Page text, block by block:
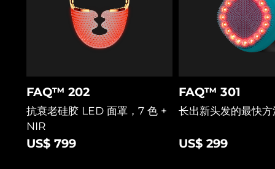
FAQ™ 202
抗衰老硅胶 LED 面罩，7 色 +
NIR
US$ 799
FAQ™ 301
长出新头发的最快方
US$ 299